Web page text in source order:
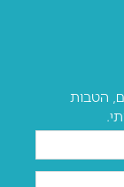
הטבות